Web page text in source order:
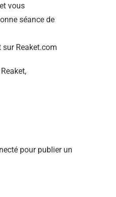
vous
séance de
sur Reaket.com
pour publier un